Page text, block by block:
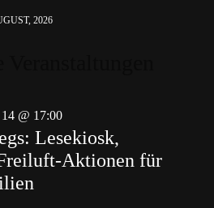
2026
@ 17:00
Lesekiosk,
Aktionen für